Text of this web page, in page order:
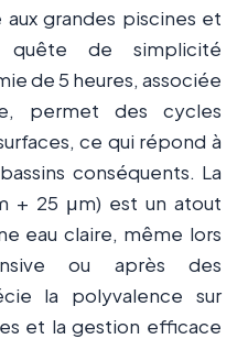
grandes piscines et
quête de simplicité
de 5 heures, associée
permet des cycles
ce qui répond à
conséquents. La
+ 25 μm) est un atout
eau claire, même lors
ou après des
la polyvalence sur
et la gestion efficace